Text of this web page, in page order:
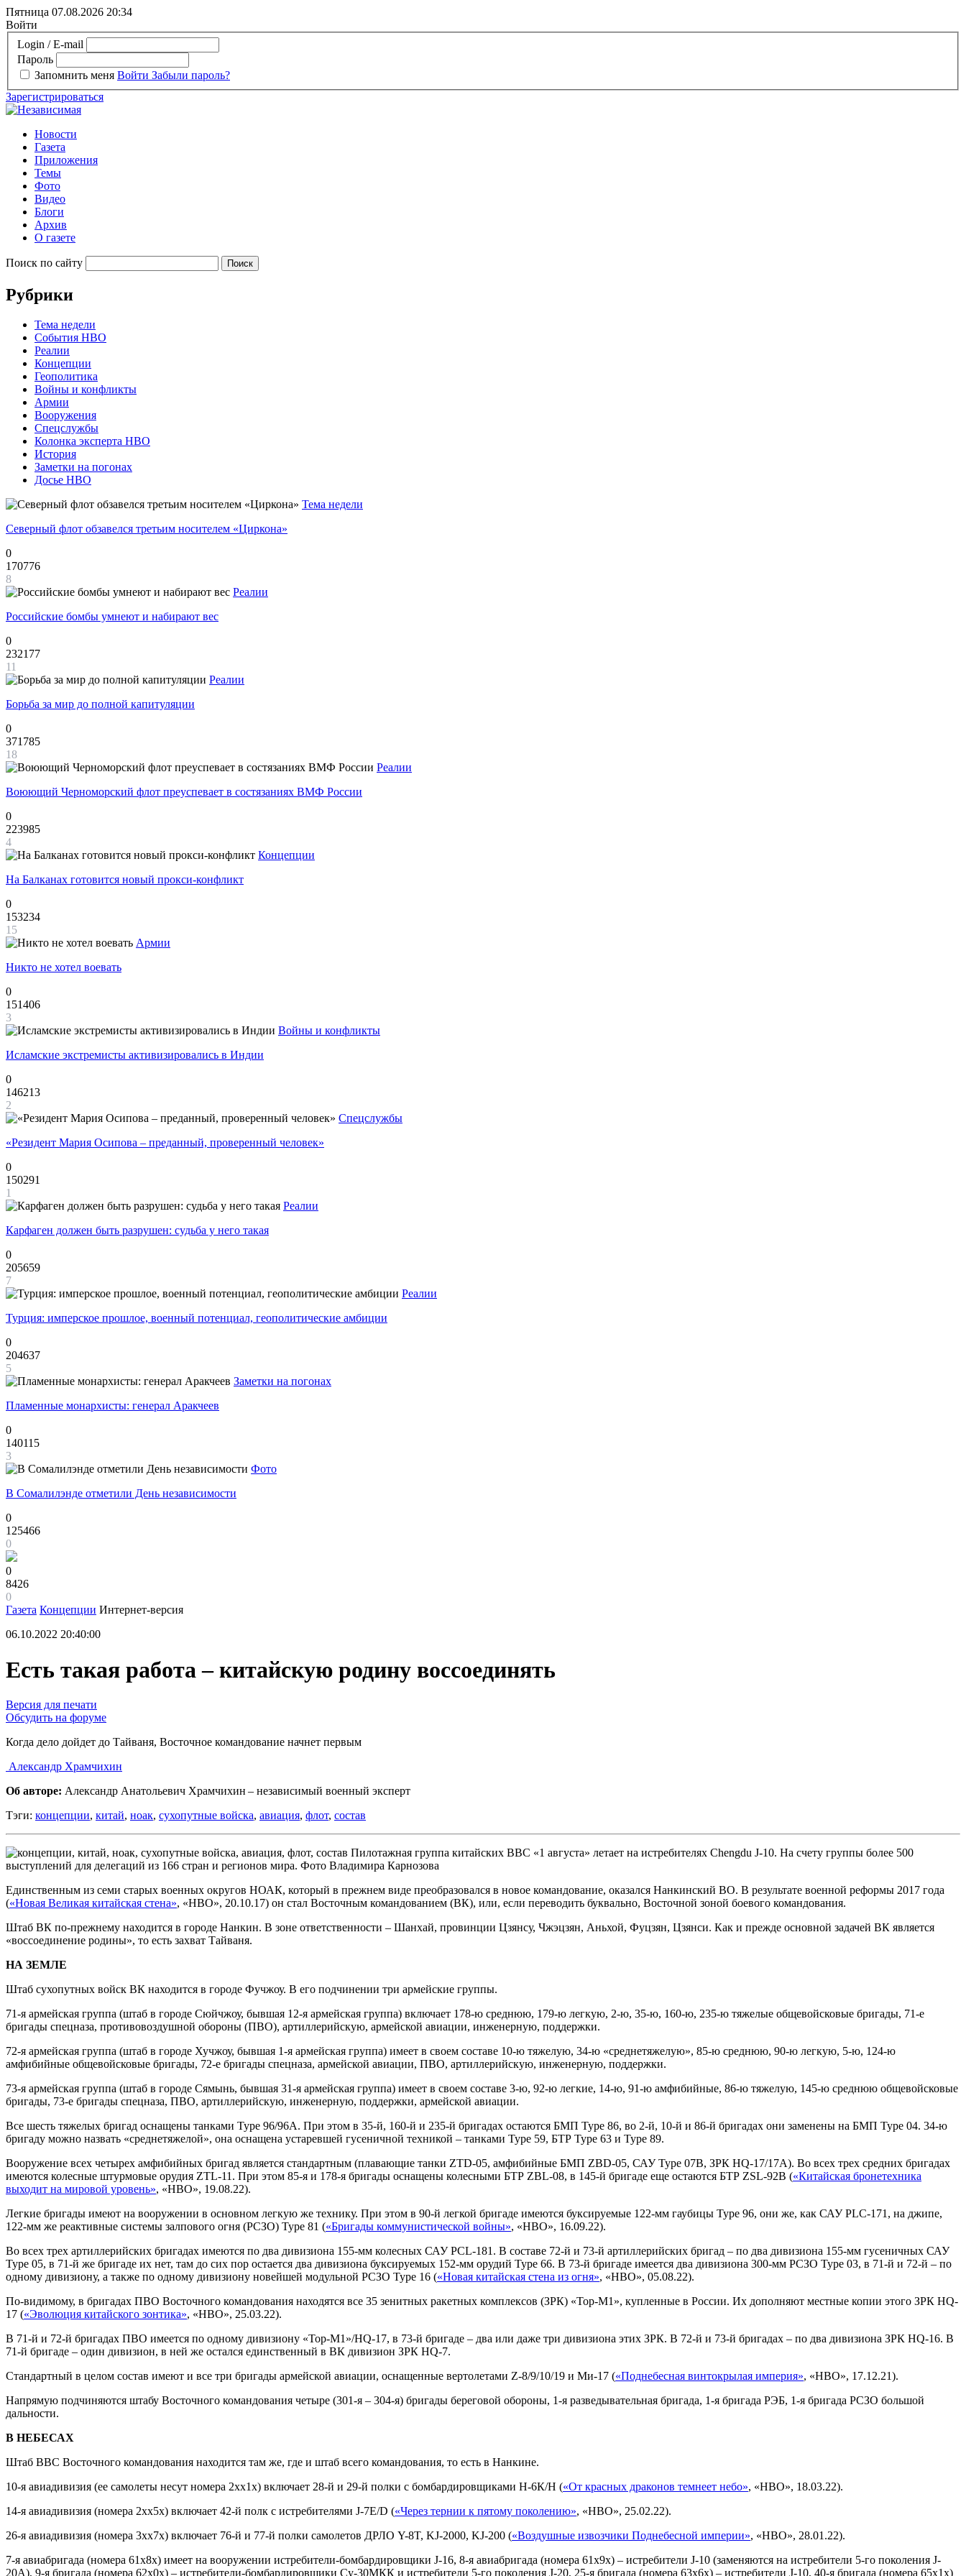
Пятница 07.08.2026 20:34
Войти
Login / E-mail
Пароль
Запомнить меня Войти Забыли пароль?
Зарегистрироваться
Новости
Газета
Приложения
Темы
Фото
Видео
Блоги
Архив
О газете
Поиск по сайту
Рубрики
Тема недели
События НВО
Реалии
Концепции
Геополитика
Войны и конфликты
Армии
Вооружения
Спецслужбы
Колонка эксперта НВО
История
Заметки на погонах
Досье НВО
Тема недели
Северный флот обзавелся третьим носителем «Циркона»
0
170776
8
Реалии
Российские бомбы умнеют и набирают вес
0
232177
11
Реалии
Борьба за мир до полной капитуляции
0
371785
18
Реалии
Воюющий Черноморский флот преуспевает в состязаниях ВМФ России
0
223985
4
Концепции
На Балканах готовится новый прокси-конфликт
0
153234
15
Армии
Никто не хотел воевать
0
151406
3
Войны и конфликты
Исламские экстремисты активизировались в Индии
0
146213
2
Спецслужбы
«Резидент Мария Осипова – преданный, проверенный человек»
0
150291
1
Реалии
Карфаген должен быть разрушен: судьба у него такая
0
205659
7
Реалии
Турция: имперское прошлое, военный потенциал, геополитические амбиции
0
204637
5
Заметки на погонах
Пламенные монархисты: генерал Аракчеев
0
140115
3
Фото
В Сомалилэнде отметили День независимости
0
125466
0
0
8426
0
Газета Концепции Интернет-версия
06.10.2022 20:40:00
Есть такая работа – китайскую родину воссоединять
Версия для печати
Обсудить на форуме
Когда дело дойдет до Тайваня, Восточное командование начнет первым
Александр Храмчихин
Об авторе: Александр Анатольевич Храмчихин – независимый военный эксперт
Тэги: концепции, китай, ноак, сухопутные войска, авиация, флот, состав
Пилотажная группа китайских ВВС «1 августа» летает на истребителях Chengdu J-10. На счету группы более 500
выступлений для делегаций из 166 стран и регионов мира. Фото Владимира Карнозова
Единственным из семи старых военных округов НОАК, который в прежнем виде преобразовался в новое командование, оказался Нанкинский ВО. В результате военной реформы 2017 года
(«Новая Великая китайская стена», «НВО», 20.10.17) он стал Восточным командованием (ВК), или, если переводить буквально, Восточной зоной боевого командования.
Штаб ВК по-прежнему находится в городе Нанкин. В зоне ответственности – Шанхай, провинции Цзянсу, Чжэцзян, Аньхой, Фуцзян, Цзянси. Как и прежде основной задачей ВК является
«воссоединение родины», то есть захват Тайваня.
НА ЗЕМЛЕ
Штаб сухопутных войск ВК находится в городе Фучжоу. В его подчинении три армейские группы.
71-я армейская группа (штаб в городе Сюйчжоу, бывшая 12-я армейская группа) включает 178-ю среднюю, 179-ю легкую, 2-ю, 35-ю, 160-ю, 235-ю тяжелые общевойсковые бригады, 71-е
бригады спецназа, противовоздушной обороны (ПВО), артиллерийскую, армейской авиации, инженерную, поддержки.
72-я армейская группа (штаб в городе Хучжоу, бывшая 1-я армейская группа) имеет в своем составе 10-ю тяжелую, 34-ю «среднетяжелую», 85-ю среднюю, 90-ю легкую, 5-ю, 124-ю
амфибийные общевойсковые бригады, 72-е бригады спецназа, армейской авиации, ПВО, артиллерийскую, инженерную, поддержки.
73-я армейская группа (штаб в городе Сямынь, бывшая 31-я армейская группа) имеет в своем составе 3-ю, 92-ю легкие, 14-ю, 91-ю амфибийные, 86-ю тяжелую, 145-ю среднюю общевойсковые
бригады, 73-е бригады спецназа, ПВО, артиллерийскую, инженерную, поддержки, армейской авиации.
Все шесть тяжелых бригад оснащены танками Туре 96/96А. При этом в 35-й, 160-й и 235-й бригадах остаются БМП Туре 86, во 2-й, 10-й и 86-й бригадах они заменены на БМП Туре 04. 34-ю
бригаду можно назвать «среднетяжелой», она оснащена устаревшей гусеничной техникой – танками Туре 59, БТР Туре 63 и Туре 89.
Вооружение всех четырех амфибийных бригад является стандартным (плавающие танки ZTD-05, амфибийные БМП ZBD-05, САУ Туре 07В, ЗРК HQ-17/17А). Во всех трех средних бригадах
имеются колесные штурмовые орудия ZTL-11. При этом 85-я и 178-я бригады оснащены колесными БТР ZBL-08, в 145-й бригаде еще остаются БТР ZSL-92В («Китайская бронетехника
выходит на мировой уровень», «НВО», 19.08.22).
Легкие бригады имеют на вооружении в основном легкую же технику. При этом в 90-й легкой бригаде имеются буксируемые 122-мм гаубицы Туре 96, они же, как САУ PLC-171, на джипе,
122-мм же реактивные системы залпового огня (РСЗО) Туре 81 («Бригады коммунистической войны», «НВО», 16.09.22).
Во всех трех артиллерийских бригадах имеются по два дивизиона 155-мм колесных САУ PCL-181. В составе 72-й и 73-й артиллерийских бригад – по два дивизиона 155-мм гусеничных САУ
Туре 05, в 71-й же бригаде их нет, там до сих пор остается два дивизиона буксируемых 152-мм орудий Туре 66. В 73-й бригаде имеется два дивизиона 300-мм РСЗО Туре 03, в 71-й и 72-й – по
одному дивизиону, а также по одному дивизиону новейшей модульной РСЗО Туре 16 («Новая китайская стена из огня», «НВО», 05.08.22).
По-видимому, в бригадах ПВО Восточного командования находятся все 35 зенитных ракетных комплексов (ЗРК) «Тор-М1», купленные в России. Их дополняют местные копии этого ЗРК HQ-
17 («Эволюция китайского зонтика», «НВО», 25.03.22).
В 71-й и 72-й бригадах ПВО имеется по одному дивизиону «Тор-М1»/HQ-17, в 73-й бригаде – два или даже три дивизиона этих ЗРК. В 72-й и 73-й бригадах – по два дивизиона ЗРК HQ-16. В
71-й бригаде – один дивизион, в ней же остался единственный в ВК дивизион ЗРК HQ-7.
Стандартный в целом состав имеют и все три бригады армейской авиации, оснащенные вертолетами Z-8/9/10/19 и Ми-17 («Поднебесная винтокрылая империя», «НВО», 17.12.21).
Напрямую подчиняются штабу Восточного командования четыре (301-я – 304-я) бригады береговой обороны, 1-я разведывательная бригада, 1-я бригада РЭБ, 1-я бригада РСЗО большой
дальности.
В НЕБЕСАХ
Штаб ВВС Восточного командования находится там же, где и штаб всего командования, то есть в Нанкине.
10-я авиадивизия (ее самолеты несут номера 2хх1х) включает 28-й и 29-й полки с бомбардировщиками Н-6К/Н («От красных драконов темнеет небо», «НВО», 18.03.22).
14-я авиадивизия (номера 2хх5х) включает 42-й полк с истребителями J-7Е/D («Через тернии к пятому поколению», «НВО», 25.02.22).
26-я авиадивизия (номера 3хх7х) включает 76-й и 77-й полки самолетов ДРЛО Y-8T, KJ-2000, KJ-200 («Воздушные извозчики Поднебесной империи», «НВО», 28.01.22).
7-я авиабригада (номера 61х8х) имеет на вооружении истребители-бомбардировщики J-16, 8-я авиабригада (номера 61х9х) – истребители J-10 (заменяются на истребители 5-го поколения J-
20А), 9-я бригада (номера 62х0х) – истребители-бомбардировщики Су-30МКК и истребители 5-го поколения J-20, 25-я бригада (номера 63х6х) – истребители J-10, 40-я бригада (номера 65х1х)